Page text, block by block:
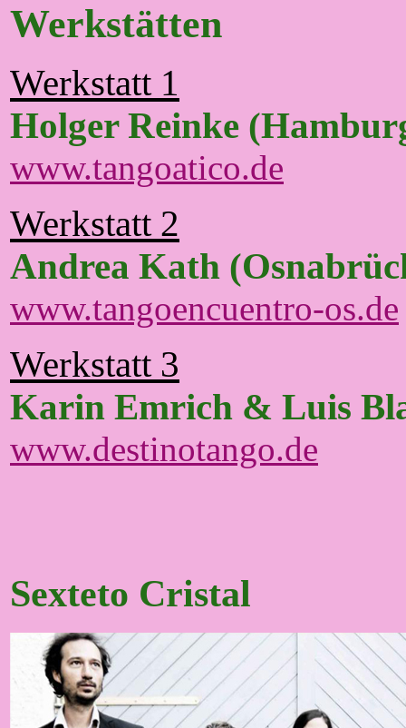
Werkstätten
Werkstatt 1
Holger Reinke
www.tangoatico.de
Werkstatt 2
Andrea Kath
www.tangoencuentro-os.de
Werkstatt 3
Karin Emrich & Luis
www.destinotango.de
Sexteto Cristal